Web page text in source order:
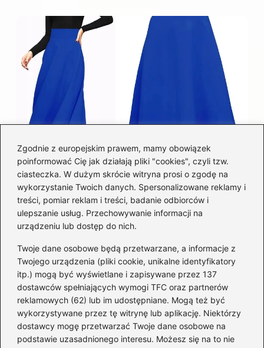
Zgodnie z europejskim prawem, mamy obowiązek
poinformować Cię jak działają pliki "cookies", czyli tzw.
ciasteczka. W dużym skrócie witryna prosi o zgodę na
wykorzystanie Twoich danych. Spersonalizowane reklamy i
treści, pomiar reklam i treści, badanie odbiorców i
ulepszanie usług. Przechowywanie informacji na
urządzeniu lub dostęp do nich.
Twoje dane osobowe będą przetwarzane, a informacje z
Twojego urządzenia (pliki cookie, unikalne identyfikatory
itp.) mogą być wyświetlane i zapisywane przez 137
dostawców spełniających wymogi TFC oraz partnerów
reklamowych (62) lub im udostępniane. Mogą też być
wykorzystywane przez tę witrynę lub aplikację. Niektórzy
dostawcy mogę przetwarzać Twoje dane osobowe na
podstawie uzasadnionego interesu. Możesz się na to nie
Łatwy sposób jak skrócić spódnicę z
półkoła w domu
Kategorie
Akcesoria(29)
Buty(221)
Dodatki(59)
Dziecko(100)
Kobieta(39)
Moda(109)